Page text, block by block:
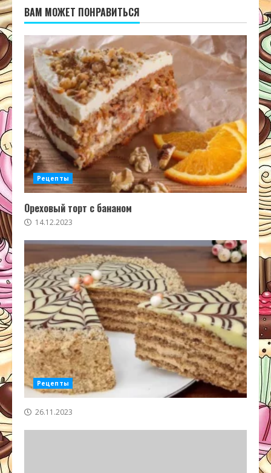
ВАМ МОЖЕТ ПОНРАВИТЬСЯ
Рецепты
Ореховый торт с бананом
14.12.2023
Рецепты
26.11.2023